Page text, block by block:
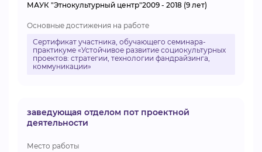
МАУК "Этнокультурный центр"2009 - 2018 (9 лет)
Основные достижения на работе
Сертификат участника, обучающего семинара-
практикуме «Устойчивое развитие социокультурных
проектов: стратегии, технологии фандрайзинга,
коммуникации»
заведующая отделом пот проектной
деятельности
Место работы